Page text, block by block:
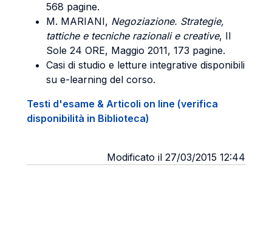
568 pagine.
M. MARIANI, Negoziazione. Strategie,
tattiche e tecniche razionali e creative, Il
Sole 24 ORE, Maggio 2011, 173 pagine.
Casi di studio e letture integrative disponibili
su e-learning del corso.
Testi d'esame & Articoli on line (verifica
disponibilità in Biblioteca)
Modificato il 27/03/2015 12:44